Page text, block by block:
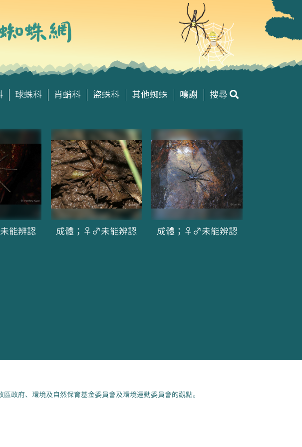
球蛛科 肖蛸科 盜蛛科 其他蜘蛛 鳴謝 搜尋
能辨認 成體；♀♂未能辨認 成體；♀♂未能辨認
政府、環境及自然保育基金委員會及環境運動委員會的觀點。